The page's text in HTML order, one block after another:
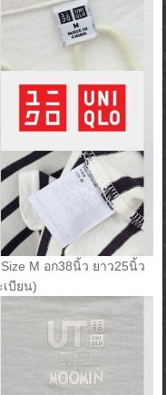
M อก38นิ้ว ยาว25นิ้ว
บียน)